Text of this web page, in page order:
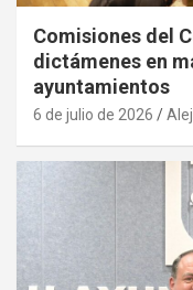
Comisiones del
dictámenes en
ayuntamientos
6 de julio de 2026